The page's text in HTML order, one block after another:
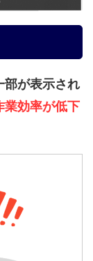
部が表示され
業効率が低下